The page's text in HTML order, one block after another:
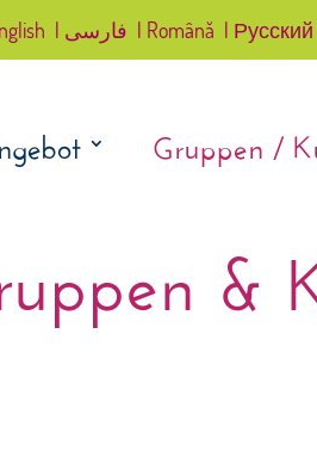
| فارسی | Română | Русский
Gruppen /
&